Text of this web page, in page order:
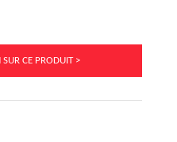
CE PRODUIT >